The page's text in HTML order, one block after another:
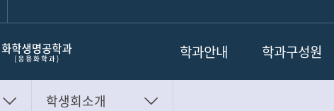
학과안내 학과구성원
학생회소개